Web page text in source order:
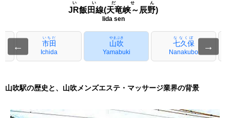
JR飯田線(天竜峡～辰野)
いいだせん
Iida sen
← 市田
いちだ
Ichida
山吹
やまぶき
Yamabuki
七久保
ななくぼ
Nanakubo
→
山吹駅の歴史と、山吹メンズエステ・マッサージ業界の背景